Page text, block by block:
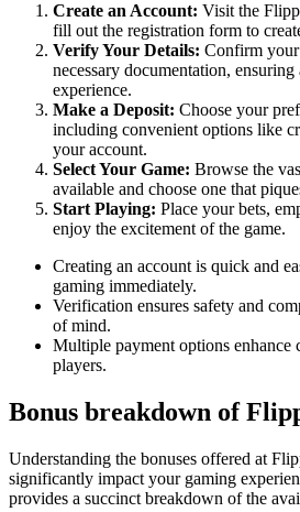
Create an Account: Visit the
fill out the registration form to
Verify Your Details: Confirm
necessary documentation, ensuring
experience.
Make a Deposit: Choose your
including convenient options like
your account.
Select Your Game: Browse the
available and choose one that
Start Playing: Place your bets,
enjoy the excitement of the game.
Creating an account is quick and
gaming immediately.
Verification ensures safety and
of mind.
Multiple payment options enhance
players.
Bonus breakdown of
Understanding the bonuses offered at
significantly impact your gaming
provides a succinct breakdown of the